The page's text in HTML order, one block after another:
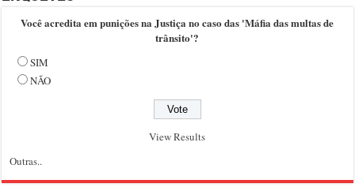
Você acredita em punições na Justiça no caso das 'Máfia das multas de
trânsito'?
SIM
NÃO
View Results
Outras..